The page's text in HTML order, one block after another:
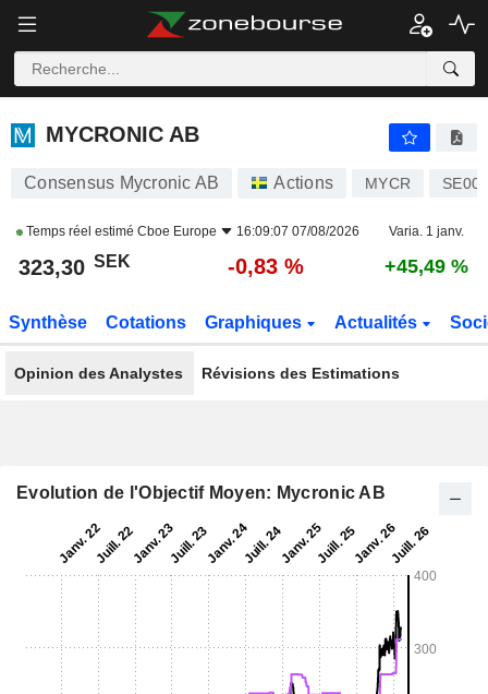
MYCRONIC AB
MYCRONIC AB
Consensus Mycronic AB Actions MYCR
Temps réel estimé Cboe Europe 16:09:07 07/08/2026 Varia. 1 janv.
323,30 SEK -0,83 % +45,49 %
Synthèse Cotations Graphiques Actualités
Opinion des Analystes Révisions des Estimations
Evolution de l'Objectif Moyen: Mycronic AB